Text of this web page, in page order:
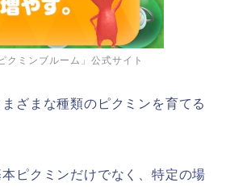
クミンブルーム」公式サイト
ざまな種類のピクミンを育てる
ピクミンだけでなく、特定の場